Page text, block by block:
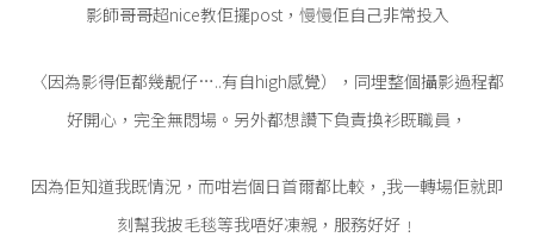
影師哥哥超nice教佢擺post，慢慢佢自己非常投入
〈因為影得佢都幾靚仔…..有自high感覺），同埋整個攝影過程都
好開心，完全無悶場。另外都想讚下負責換衫既職員，
因為佢知道我既情況，而咁岩個日首爾都比較，,我一轉場佢就即
刻幫我披毛毯等我唔好凍親，服務好好﹗